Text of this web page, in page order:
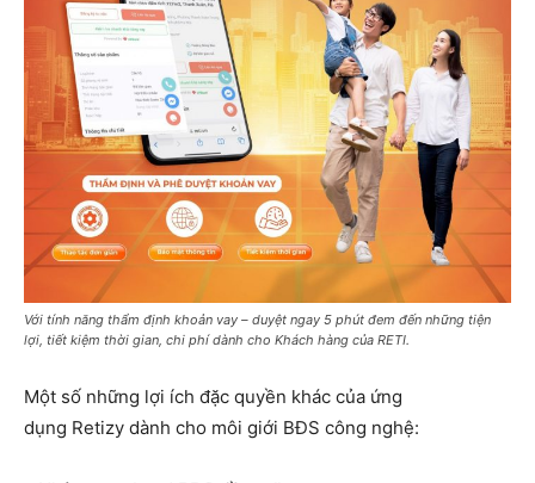
Với tính năng thẩm định khoản vay – duyệt ngay 5 phút đem đến những tiện
lợi, tiết kiệm thời gian, chi phí dành cho Khách hàng của RETI.
Một số những lợi ích đặc quyền khác của ứng
dụng Retizy dành cho môi giới BĐS công nghệ: